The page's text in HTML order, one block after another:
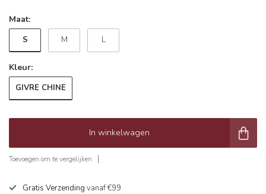
Maat:
S M L
Kleur:
GIVRE CHINE
In winkelwagen
Toevoegen om te vergelijken
Gratis Verzending vanaf €99